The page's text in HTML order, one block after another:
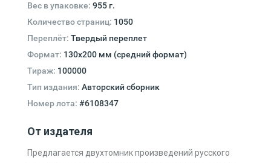
Вес в упаковке: 955 г.
Количество страниц: 1050
Переплёт: Твердый переплет
Формат: 130х200 мм (средний формат)
Тираж: 100000
Тип издания: Авторский сборник
Номер лота: #6108347
От издателя
Предлагается двухтомник произведений русского